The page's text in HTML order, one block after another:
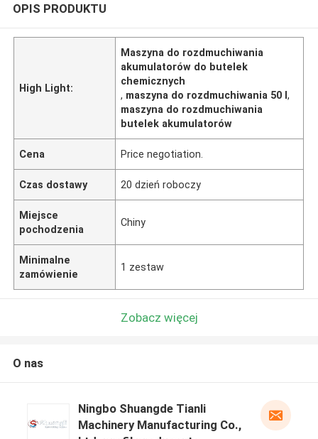
OPIS PRODUKTU
High Light:
Maszyna do rozdmuchiwania
akumulatorów do butelek
chemicznych
, maszyna do rozdmuchiwania 50 l,
maszyna do rozdmuchiwania
butelek akumulatorów
Cena Price negotiation.
Czas dostawy 20 dzień roboczy
Miejsce
pochodzenia
Chiny
Minimalne
zamówienie
1 zestaw
Zobacz więcej
O nas
Ningbo Shuangde Tianli
Machinery Manufacturing Co.,